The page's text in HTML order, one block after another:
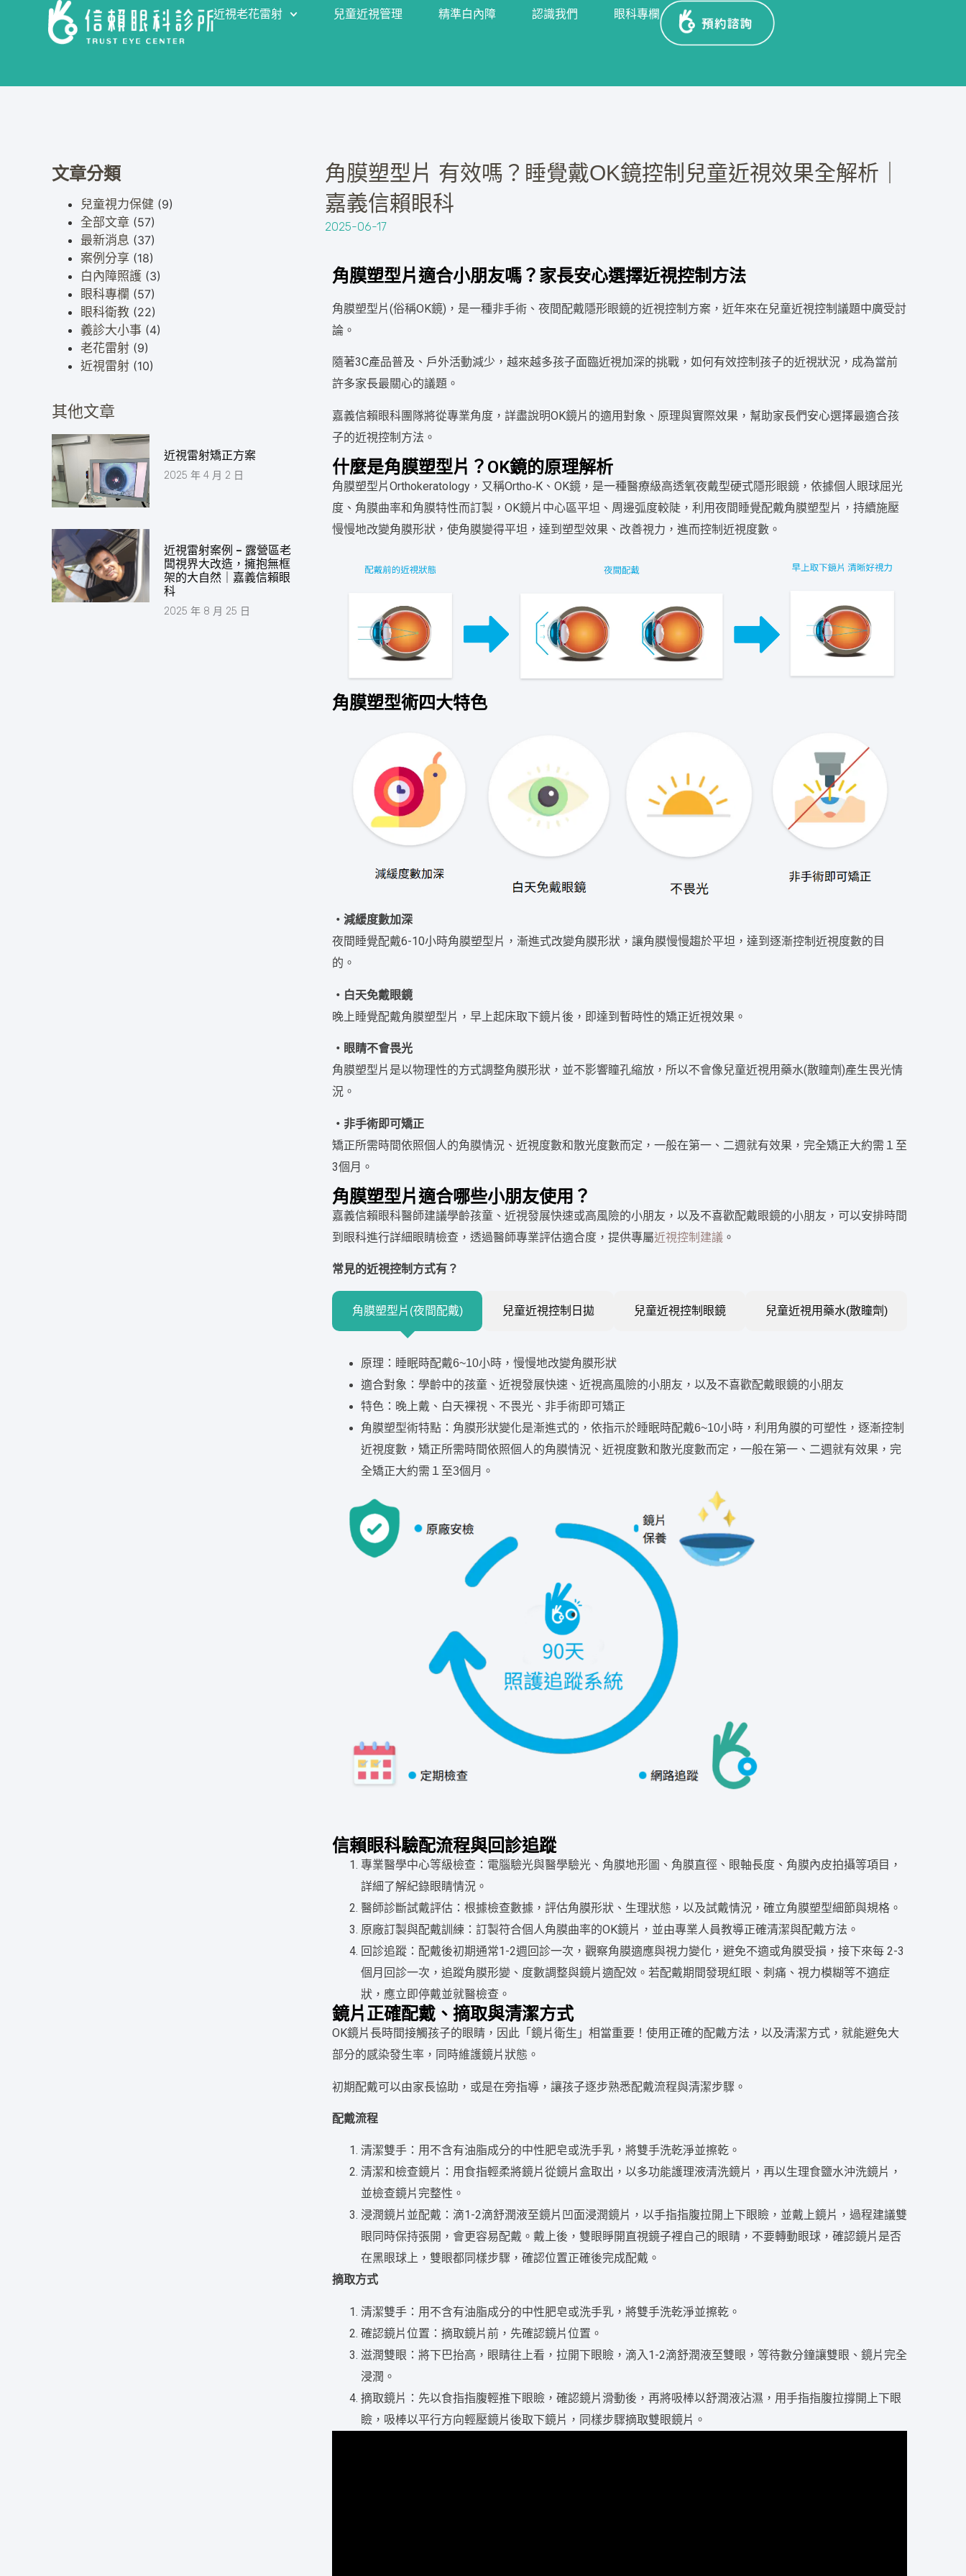
近視老花雷射 兒童近視管理 精準白內障 認識我們 眼科專欄
文章分類
兒童視力保健 (9)
全部文章 (57)
最新消息 (37)
案例分享 (18)
白內障照護 (3)
眼科專欄 (57)
眼科衛教 (22)
義診大小事 (4)
老花雷射 (9)
近視雷射 (10)
其他文章
近視雷射矯正方案
2025 年 4 月 2 日
近視雷射案例 – 露營區老
闆視界大改造，擁抱無框
架的大自然｜嘉義信賴眼
科
2025 年 8 月 25 日
角膜塑型片 有效嗎？睡覺戴OK鏡控制兒童近視效果全解析｜
嘉義信賴眼科
2025-06-17
角膜塑型片適合小朋友嗎？家長安心選擇近視控制方法
角膜塑型片(俗稱OK鏡)，是一種非手術、夜間配戴隱形眼鏡的近視控制方案，近年來在兒童近視控制議題中廣受討
論。
隨著3C產品普及、戶外活動減少，越來越多孩子面臨近視加深的挑戰，如何有效控制孩子的近視狀況，成為當前
許多家長最關心的議題。
嘉義信賴眼科團隊將從專業角度，詳盡說明OK鏡片的適用對象、原理與實際效果，幫助家長們安心選擇最適合孩
子的近視控制方法。
什麼是角膜塑型片？OK鏡的原理解析
角膜塑型片Orthokeratology，又稱Ortho‑K、OK鏡，是一種醫療級高透氧夜戴型硬式隱形眼鏡，依據個人眼球屈光
度、角膜曲率和角膜特性而訂製，OK鏡片中心區平坦、周邊弧度較陡，利用夜間睡覺配戴角膜塑型片，持續施壓
慢慢地改變角膜形狀，使角膜變得平坦，達到塑型效果、改善視力，進而控制近視度數。
角膜塑型術四大特色
・減緩度數加深
夜間睡覺配戴6-10小時角膜塑型片，漸進式改變角膜形狀，讓角膜慢慢趨於平坦，達到逐漸控制近視度數的目
的。
・白天免戴眼鏡
晚上睡覺配戴角膜塑型片，早上起床取下鏡片後，即達到暫時性的矯正近視效果。
・眼睛不會畏光
角膜塑型片是以物理性的方式調整角膜形狀，並不影響瞳孔縮放，所以不會像兒童近視用藥水(散瞳劑)產生畏光情
況。
・非手術即可矯正
矯正所需時間依照個人的角膜情況、近視度數和散光度數而定，一般在第一、二週就有效果，完全矯正大約需１至
3個月。
角膜塑型片適合哪些小朋友使用？
嘉義信賴眼科醫師建議學齡孩童、近視發展快速或高風險的小朋友，以及不喜歡配戴眼鏡的小朋友，可以安排時間
到眼科進行詳細眼睛檢查，透過醫師專業評估適合度，提供專屬近視控制建議 。
常見的近視控制方式有？
角膜塑型片(夜間配戴) 兒童近視控制日拋 兒童近視控制眼鏡 兒童近視用藥水(散瞳劑)
原理：睡眠時配戴6~10小時，慢慢地改變角膜形狀
適合對象：學齡中的孩童、近視發展快速、近視高風險的小朋友，以及不喜歡配戴眼鏡的小朋友
特色：晚上戴、白天裸視、不畏光、非手術即可矯正
角膜塑型術特點：角膜形狀變化是漸進式的，依指示於睡眠時配戴6~10小時，利用角膜的可塑性，逐漸控制
近視度數，矯正所需時間依照個人的角膜情況、近視度數和散光度數而定，一般在第一、二週就有效果，完
全矯正大約需１至3個月。
信賴眼科驗配流程與回診追蹤
專業醫學中心等級檢查：電腦驗光與醫學驗光、角膜地形圖、角膜直徑、眼軸長度、角膜內皮拍攝等項目，
詳細了解紀錄眼睛情況。
醫師診斷試戴評估：根據檢查數據，評估角膜形狀、生理狀態，以及試戴情況，確立角膜塑型細節與規格。
原廠訂製與配戴訓練：訂製符合個人角膜曲率的OK鏡片，並由專業人員教導正確清潔與配戴方法。
回診追蹤：配戴後初期通常1-2週回診一次，觀察角膜適應與視力變化，避免不適或角膜受損，接下來每 2-3
個月回診一次，追蹤角膜形變、度數調整與鏡片適配效。若配戴期間發現紅眼、刺痛、視力模糊等不適症
狀，應立即停戴並就醫檢查。
鏡片正確配戴、摘取與清潔方式
OK鏡片長時間接觸孩子的眼睛，因此「鏡片衛生」相當重要！使用正確的配戴方法，以及清潔方式，就能避免大
部分的感染發生率，同時維護鏡片狀態。
初期配戴可以由家長協助，或是在旁指導，讓孩子逐步熟悉配戴流程與清潔步驟。
配戴流程
清潔雙手：用不含有油脂成分的中性肥皂或洗手乳，將雙手洗乾淨並擦乾。
清潔和檢查鏡片：用食指輕柔將鏡片從鏡片盒取出，以多功能護理液清洗鏡片，再以生理食鹽水沖洗鏡片，
並檢查鏡片完整性。
浸潤鏡片並配戴：滴1-2滴舒潤液至鏡片凹面浸潤鏡片，以手指指腹拉開上下眼瞼，並戴上鏡片，過程建議雙
眼同時保持張開，會更容易配戴。戴上後，雙眼睜開直視鏡子裡自己的眼睛，不要轉動眼球，確認鏡片是否
在黑眼球上，雙眼都同樣步驟，確認位置正確後完成配戴。
摘取方式
清潔雙手：用不含有油脂成分的中性肥皂或洗手乳，將雙手洗乾淨並擦乾。
確認鏡片位置：摘取鏡片前，先確認鏡片位置。
滋潤雙眼：將下巴抬高，眼睛往上看，拉開下眼瞼，滴入1-2滴舒潤液至雙眼，等待數分鐘讓雙眼、鏡片完全
浸潤。
摘取鏡片：先以食指指腹輕推下眼瞼，確認鏡片滑動後，再將吸棒以舒潤液沾濕，用手指指腹拉撐開上下眼
瞼，吸棒以平行方向輕壓鏡片後取下鏡片，同樣步驟摘取雙眼鏡片。